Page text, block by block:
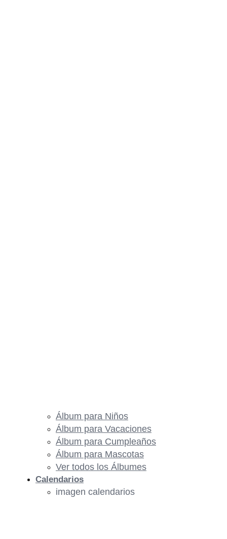
Álbum para Niños
Álbum para Vacaciones
Álbum para Cumpleaños
Álbum para Mascotas
Ver todos los Álbumes
Calendarios
imagen calendarios